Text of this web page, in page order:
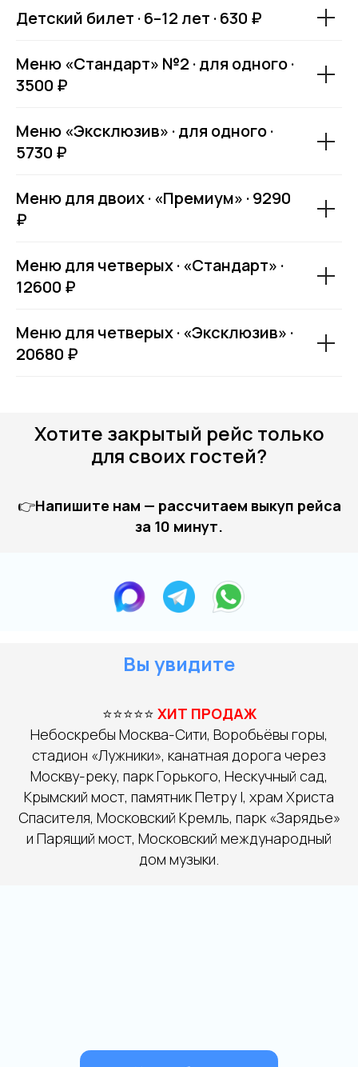
Детский билет · 6–12 лет · 630 ₽
Меню «Стандарт» №2 · для одного ·
3500 ₽
Меню «Эксклюзив» · для одного ·
5730 ₽
Меню для двоих · «Премиум» · 9290
₽
Меню для четверых · «Стандарт» ·
12600 ₽
Меню для четверых · «Эксклюзив» ·
20680 ₽
Хотите закрытый рейс только
для своих гостей?
👉Напишите нам — рассчитаем выкуп рейса
за 10 минут.
Вы увидите
⭐⭐⭐⭐⭐ ХИТ ПРОДАЖ
Небоскребы Москва-Сити, Воробьёвы горы,
стадион «Лужники», канатная дорога через
Москву-реку, парк Горького, Нескучный сад,
Крымский мост, памятник Петру I, храм Христа
Спасителя, Московский Кремль, парк «Зарядье»
и Парящий мост, Московский международный
дом музыки.